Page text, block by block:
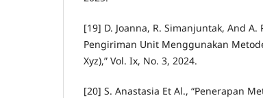
[19] D. Joanna, R. Simanjuntak, And
Pengiriman Unit Menggunakan
Xyz),” Vol. Ix, No. 3, 2024.
[20] S. Anastasia Et Al., “Penerapan